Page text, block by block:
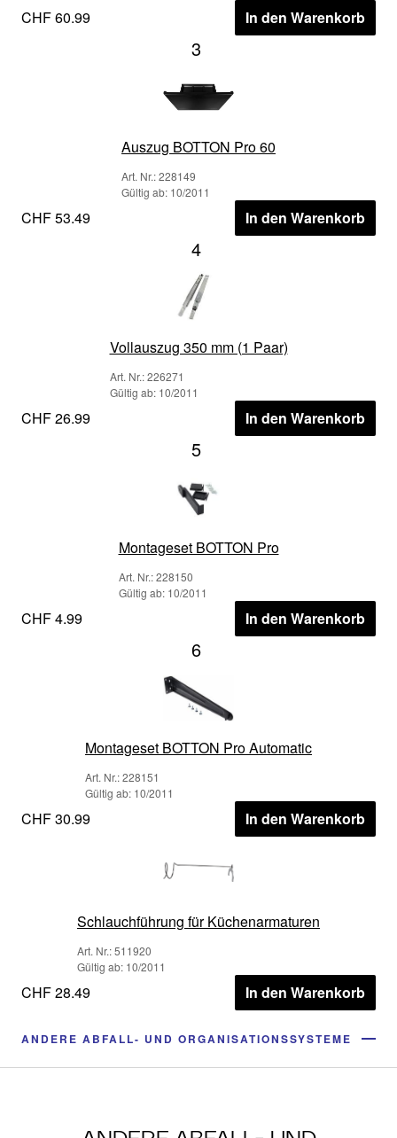
CHF 60.99 In den Warenkorb
3
Auszug BOTTON Pro 60
Art. Nr.: 228149
Gültig ab: 10/2011
CHF 53.49 In den Warenkorb
4
Vollauszug 350 mm (1 Paar)
Art. Nr.: 226271
Gültig ab: 10/2011
CHF 26.99 In den Warenkorb
5
Montageset BOTTON Pro
Art. Nr.: 228150
Gültig ab: 10/2011
CHF 4.99 In den Warenkorb
6
Montageset BOTTON Pro Automatic
Art. Nr.: 228151
Gültig ab: 10/2011
CHF 30.99 In den Warenkorb
Schlauchführung für Küchenarmaturen
Art. Nr.: 511920
Gültig ab: 10/2011
CHF 28.49 In den Warenkorb
ANDERE ABFALL- UND ORGANISATIONSSYSTEME